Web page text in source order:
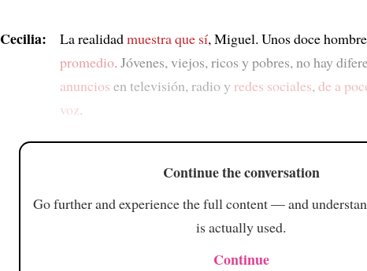
Cecilia: La realidadmuestra que sí, Miguel. Unos doce
promedio. Jóvenes, viejos, ricos y pobres, no hay
anuncios en televisión, radio y redes sociales,de a
voz.
Continue the conversation
Go further and experience the full content — and
is actually used.
Continue